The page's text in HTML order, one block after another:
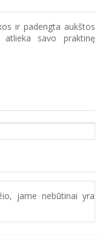
ir padengta aukštos
savo praktinę
jame nebūtinai yra